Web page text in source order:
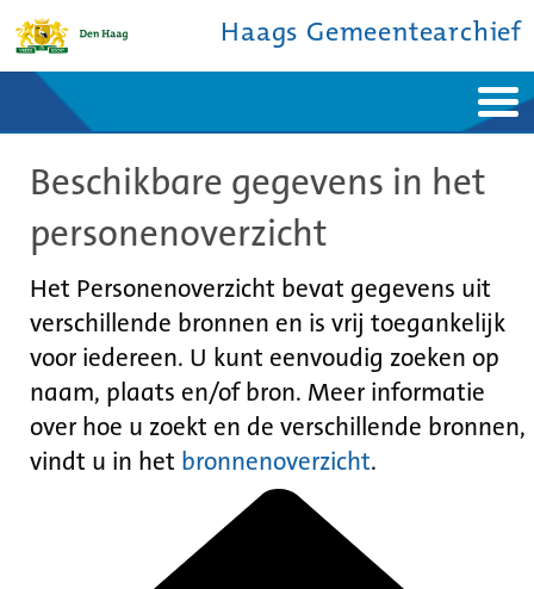
Haags Gemeentearchief
Ontdek de stad
De studiezaal
Bronnen en collecties
Contact
Beschikbare gegevens in het
personenoverzicht
Het Personenoverzicht bevat gegevens uit
verschillende bronnen en is vrij toegankelijk
voor iedereen. U kunt eenvoudig zoeken op
naam, plaats en/of bron. Meer informatie
over hoe u zoekt en de verschillende bronnen,
vindt u in het bronnenoverzicht.